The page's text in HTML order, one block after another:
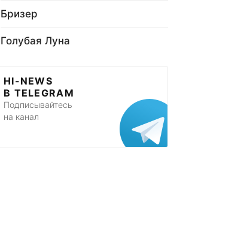
Бризер
Голубая Луна
HI-NEWS
В TELEGRAM
Подписывайтесь
на канал